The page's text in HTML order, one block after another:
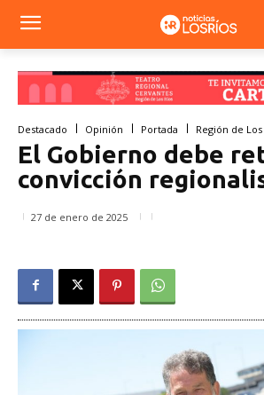
Destacado Opinión Portada Región de Los
El Gobierno debe
convicción
27 de enero de 2025